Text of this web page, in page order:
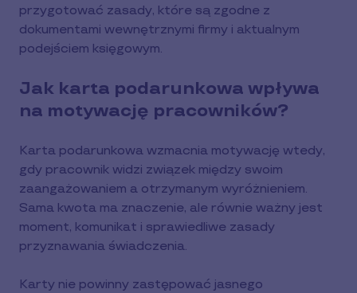
przygotować zasady, które są zgodne z
dokumentami wewnętrznymi firmy i aktualnym
podejściem księgowym.
Jak karta podarunkowa wpływa
na motywację pracowników?
Karta podarunkowa wzmacnia motywację wtedy,
gdy pracownik widzi związek między swoim
zaangażowaniem a otrzymanym wyróżnieniem.
Sama kwota ma znaczenie, ale równie ważny jest
moment, komunikat i sprawiedliwe zasady
przyznawania świadczenia.
Karty nie powinny zastępować jasnego